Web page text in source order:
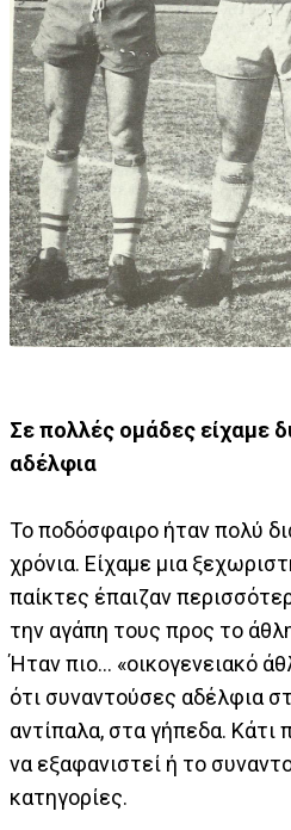
Σε πολλές ομάδες είχαμε
αδέλφια
Το ποδόσφαιρο ήταν πολύ
χρόνια. Είχαμε μια
παίκτες έπαιζαν
την αγάπη τους προς το
Ήταν πιο… «οικογενειακό
ότι συναντούσες αδέλφια
αντίπαλα, στα γήπεδα. Κάτι
να εξαφανιστεί ή το
κατηγορίες.